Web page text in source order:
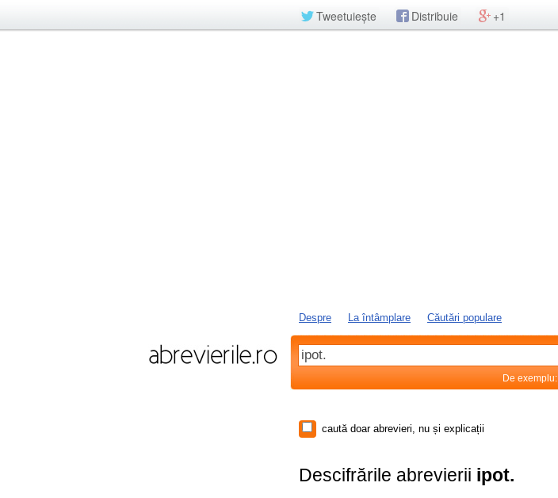
Tweetuiește Distribuie +1
Despre La întâmplare Căutări populare
De exemplu:
caută doar abrevieri, nu și explicații
Descifrările abrevierii ipot.